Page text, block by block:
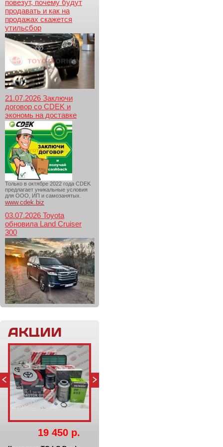
повезут, почему будут
продавать и как на
продажах скажется
утильсбор
21.07.2026 Заключи
договор со CDEK и
экономь на доставке
Только в октябре 2022 года CDEK
предлагает уникальные условия
для ООО, ИП и самозанятых.
www.cdek.biz
03.07.2026 Toyota
обновила Land Cruiser
300
АКЦИИ
19 450 р.